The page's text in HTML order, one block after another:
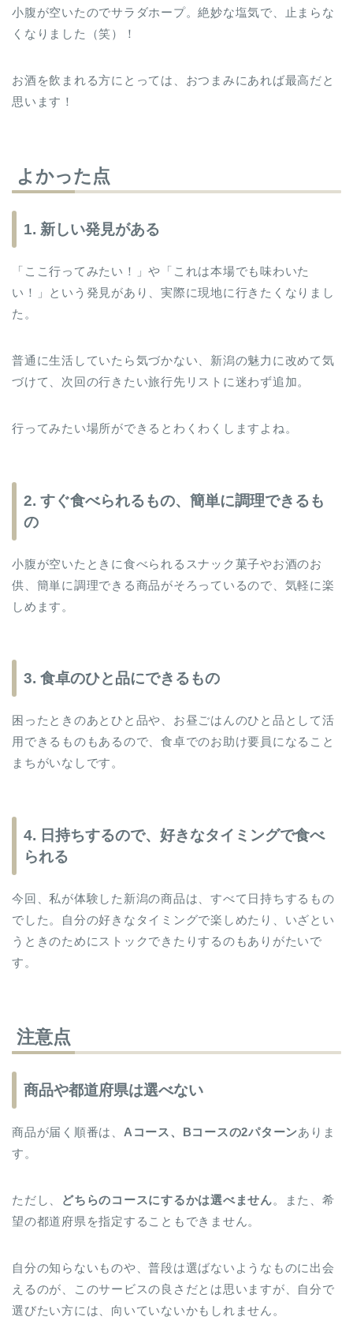
小腹が空いたのでサラダホープ。絶妙な塩気で、止まらな
くなりました（笑）！
お酒を飲まれる方にとっては、おつまみにあれば最高だと
思います！
よかった点
1. 新しい発見がある
「ここ行ってみたい！」や「これは本場でも味わいた
い！」という発見があり、実際に現地に行きたくなりまし
た。
普通に生活していたら気づかない、新潟の魅力に改めて気
づけて、次回の行きたい旅行先リストに迷わず追加。
行ってみたい場所ができるとわくわくしますよね。
2. すぐ食べられるもの、簡単に調理できるも
の
小腹が空いたときに食べられるスナック菓子やお酒のお
供、簡単に調理できる商品がそろっているので、気軽に楽
しめます。
3. 食卓のひと品にできるもの
困ったときのあとひと品や、お昼ごはんのひと品として活
用できるものもあるので、食卓でのお助け要員になること
まちがいなしです。
4. 日持ちするので、好きなタイミングで食べ
られる
今回、私が体験した新潟の商品は、すべて日持ちするもの
でした。自分の好きなタイミングで楽しめたり、いざとい
うときのためにストックできたりするのもありがたいで
す。
注意点
商品や都道府県は選べない
商品が届く順番は、 Aコース、Bコースの2パターンありま
す。
ただし、 どちらのコースにするかは選べません。また、希
望の都道府県を指定することもできません。
自分の知らないものや、普段は選ばないようなものに出会
えるのが、このサービスの良さだとは思いますが、自分で
選びたい方には、向いていないかもしれません。